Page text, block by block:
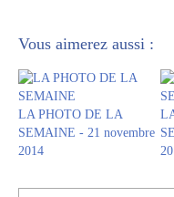
Vous aimerez aussi :
LA PHOTO DE LA
SEMAINE - 21 novembre
2014